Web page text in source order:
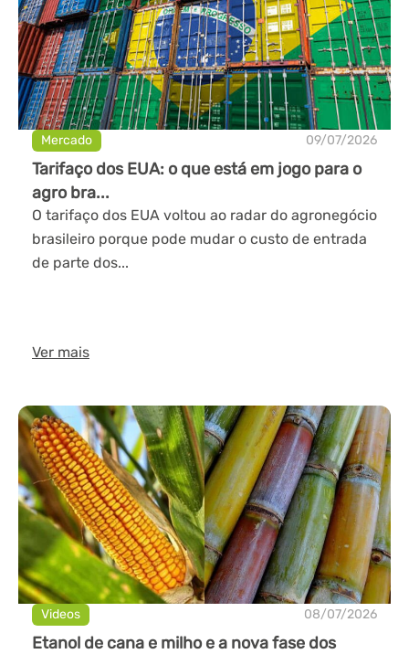
Mercado 09/07/2026
Tarifaço dos EUA: o que está em jogo para o
agro bra...
O tarifaço dos EUA voltou ao radar do agronegócio
brasileiro porque pode mudar o custo de entrada
de parte dos...
Ver mais
Videos 08/07/2026
Etanol de cana e milho e a nova fase dos